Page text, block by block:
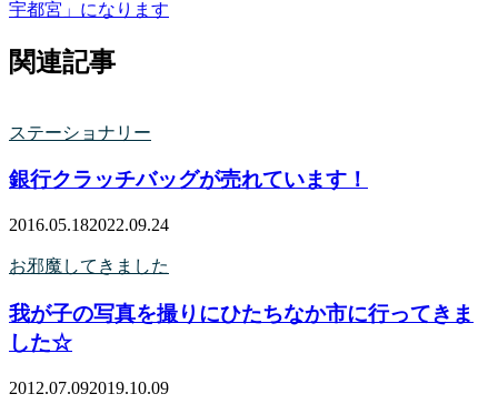
宇都宮」になります
関連記事
ステーショナリー
銀行クラッチバッグが売れています！
2016.05.182022.09.24
お邪魔してきました
我が子の写真を撮りにひたちなか市に行ってきま
した☆
2012.07.092019.10.09